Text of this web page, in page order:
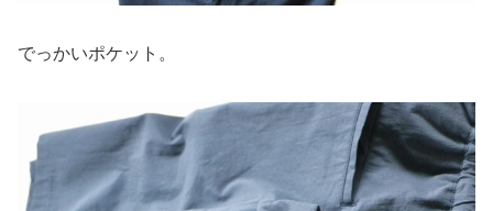
でっかいポケット。